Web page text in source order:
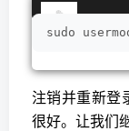
sudo
注销并重新登
很好。让我们